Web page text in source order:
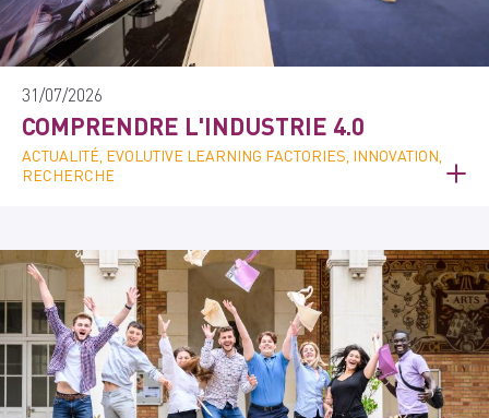
31/07/2026
COMPRENDRE L'INDUSTRIE 4.0
ACTUALITÉ, EVOLUTIVE LEARNING FACTORIES, INNOVATION,
RECHERCHE